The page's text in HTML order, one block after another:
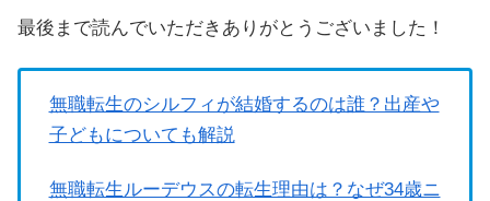
最後まで読んでいただきありがとうございました！
無職転生のシルフィが結婚するのは誰？出産や
子どもについても解説
無職転生ルーデウスの転生理由は？なぜ34歳ニ